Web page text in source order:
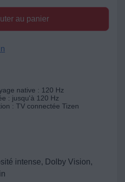
au panier
native : 120 Hz
: jusqu'à 120 Hz
: TV connectée Tizen
intense, Dolby Vision,